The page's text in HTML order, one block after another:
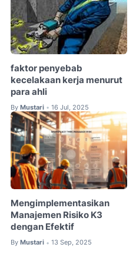
faktor penyebab
kecelakaan kerja menurut
para ahli
By Mustari • 16 Jul, 2025
Mengimplementasikan
Manajemen Risiko K3
dengan Efektif
By Mustari • 13 Sep, 2025